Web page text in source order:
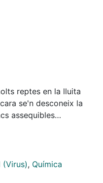
reptes en la lluita
se'n desconeix la
assequibles
en l'anomenada
infectades però
elevats, sobretot si
la gent infectada viu
(Virus), Química